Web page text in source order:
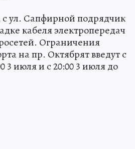
с ул. Сапфирной подрядчик
кабеля электропередач
Ограничения
на пр. Октябрят введут с
3 июля и с 20:00 3 июля до